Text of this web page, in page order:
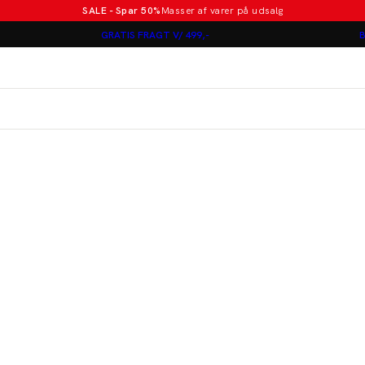
SALE - Spar 50%Masser af varer på udsalg
GRATIS FRAGT V/ 499,-Poloer i nye farver
Jakkesæt fra 1499 kr.
Lindbergh